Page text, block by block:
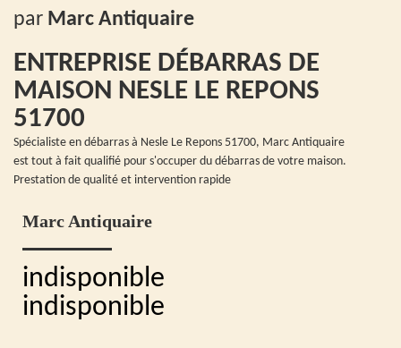
par Marc Antiquaire
ENTREPRISE DÉBARRAS DE
MAISON NESLE LE REPONS
51700
Spécialiste en débarras à Nesle Le Repons 51700, Marc Antiquaire
est tout à fait qualifié pour s'occuper du débarras de votre maison.
Prestation de qualité et intervention rapide
Marc Antiquaire
indisponible
indisponible